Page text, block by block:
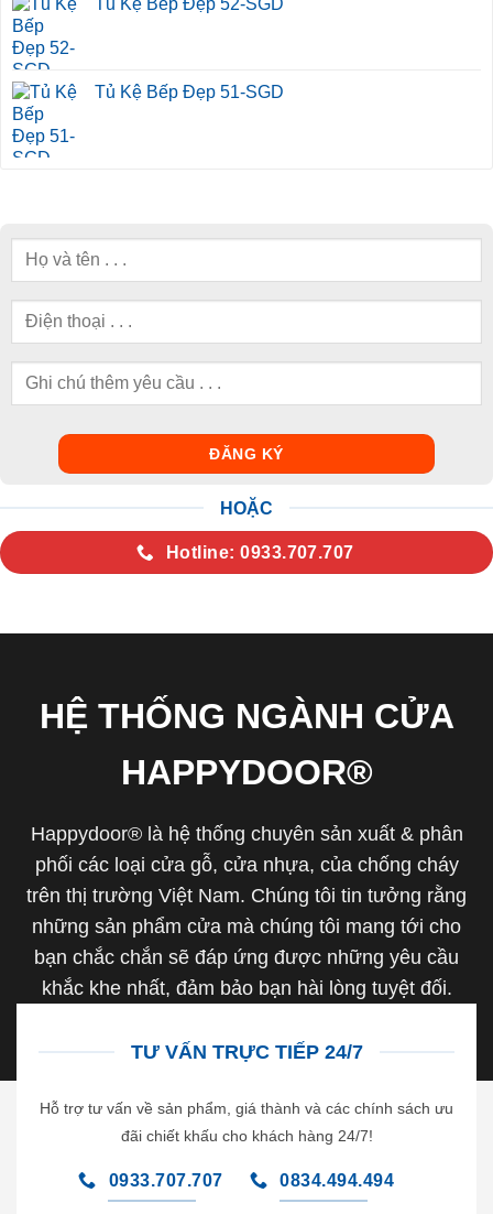
Tủ Kệ Bếp Đẹp 52-SGD
Tủ Kệ Bếp Đẹp 51-SGD
HOẶC
Hotline: 0933.707.707
HỆ THỐNG NGÀNH CỬA
HAPPYDOOR®
Happydoor® là hệ thống chuyên sản xuất & phân
phối các loại cửa gỗ, cửa nhựa, của chống cháy
trên thị trường Việt Nam. Chúng tôi tin tưởng rằng
những sản phẩm cửa mà chúng tôi mang tới cho
bạn chắc chắn sẽ đáp ứng được những yêu cầu
khắc khe nhất, đảm bảo bạn hài lòng tuyệt đối.
TƯ VẤN TRỰC TIẾP 24/7
Hỗ trợ tư vấn về sản phẩm, giá thành và các chính sách ưu
đãi chiết khấu cho khách hàng 24/7!
0933.707.707 0834.494.494